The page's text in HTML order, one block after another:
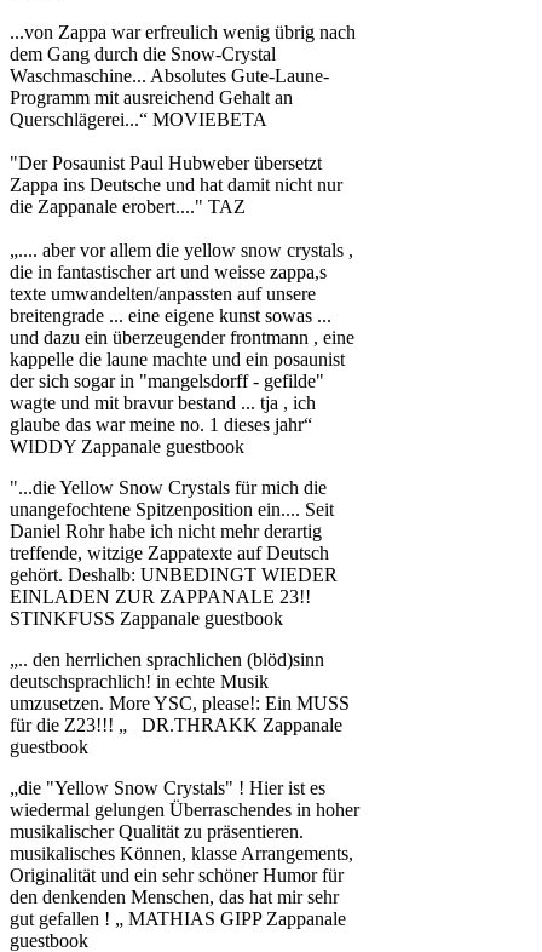
...von Zappa war erfreulich wenig übrig nach
dem Gang durch die Snow-Crystal
Waschmaschine... Absolutes Gute-Laune-
Programm mit ausreichend Gehalt an
Querschlägerei...“ MOVIEBETA
"Der Posaunist Paul Hubweber übersetzt
Zappa ins Deutsche und hat damit nicht nur
die Zappanale erobert...." TAZ
„.... aber vor allem die yellow snow crystals ,
die in fantastischer art und weisse zappa,s
texte umwandelten/anpassten auf unsere
breitengrade ... eine eigene kunst sowas ...
und dazu ein überzeugender frontmann , eine
kappelle die laune machte und ein posaunist
der sich sogar in "mangelsdorff - gefilde"
wagte und mit bravur bestand ... tja , ich
glaube das war meine no. 1 dieses jahr“
WIDDY Zappanale guestbook
"...die Yellow Snow Crystals für mich die
unangefochtene Spitzenposition ein.... Seit
Daniel Rohr habe ich nicht mehr derartig
treffende, witzige Zappatexte auf Deutsch
gehört. Deshalb: UNBEDINGT WIEDER
EINLADEN ZUR ZAPPANALE 23!!
STINKFUSS Zappanale guestbook
„.. den herrlichen sprachlichen (blöd)sinn
deutschsprachlich! in echte Musik
umzusetzen. More YSC, please!: Ein MUSS
für die Z23!!! „ DR.THRAKK Zappanale
guestbook
„die "Yellow Snow Crystals" ! Hier ist es
wiedermal gelungen Überraschendes in hoher
musikalischer Qualität zu präsentieren.
musikalisches Können, klasse Arrangements,
Originalität und ein sehr schöner Humor für
den denkenden Menschen, das hat mir sehr
gut gefallen ! „ MATHIAS GIPP Zappanale
guestbook